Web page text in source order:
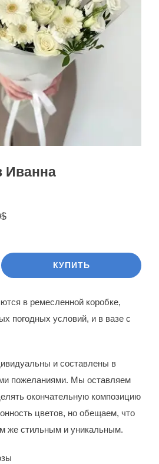
Иванна
$Первоначальная
составляла
170.00$.
Текущая
140.00$.КУПИТЬ
в ремесленной коробке,
погодных условий, и в вазе с
и составлены в
пожеланиями. Мы оставляем
окончательную композицию
цветов, но обещаем, что
же стильным и уникальным.